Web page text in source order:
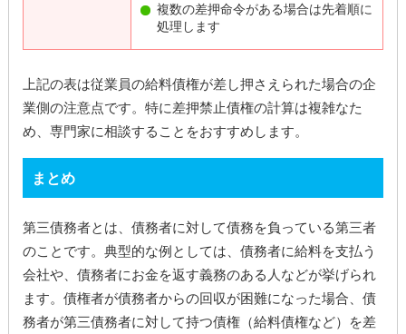
複数の差押命令がある場合は先着順に
処理します
上記の表は従業員の給料債権が差し押さえられた場合の企
業側の注意点です。特に差押禁止債権の計算は複雑なた
め、専門家に相談することをおすすめします。
まとめ
第三債務者とは、債務者に対して債務を負っている第三者
のことです。典型的な例としては、債務者に給料を支払う
会社や、債務者にお金を返す義務のある人などが挙げられ
ます。債権者が債務者からの回収が困難になった場合、債
務者が第三債務者に対して持つ債権（給料債権など）を差